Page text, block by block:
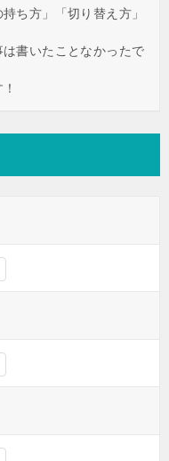
ち方」「切り替え方」
書いたことなかったで